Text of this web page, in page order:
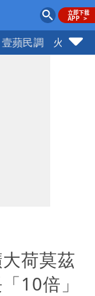
壹蘋民調 火線話
荷莫茲
10倍」